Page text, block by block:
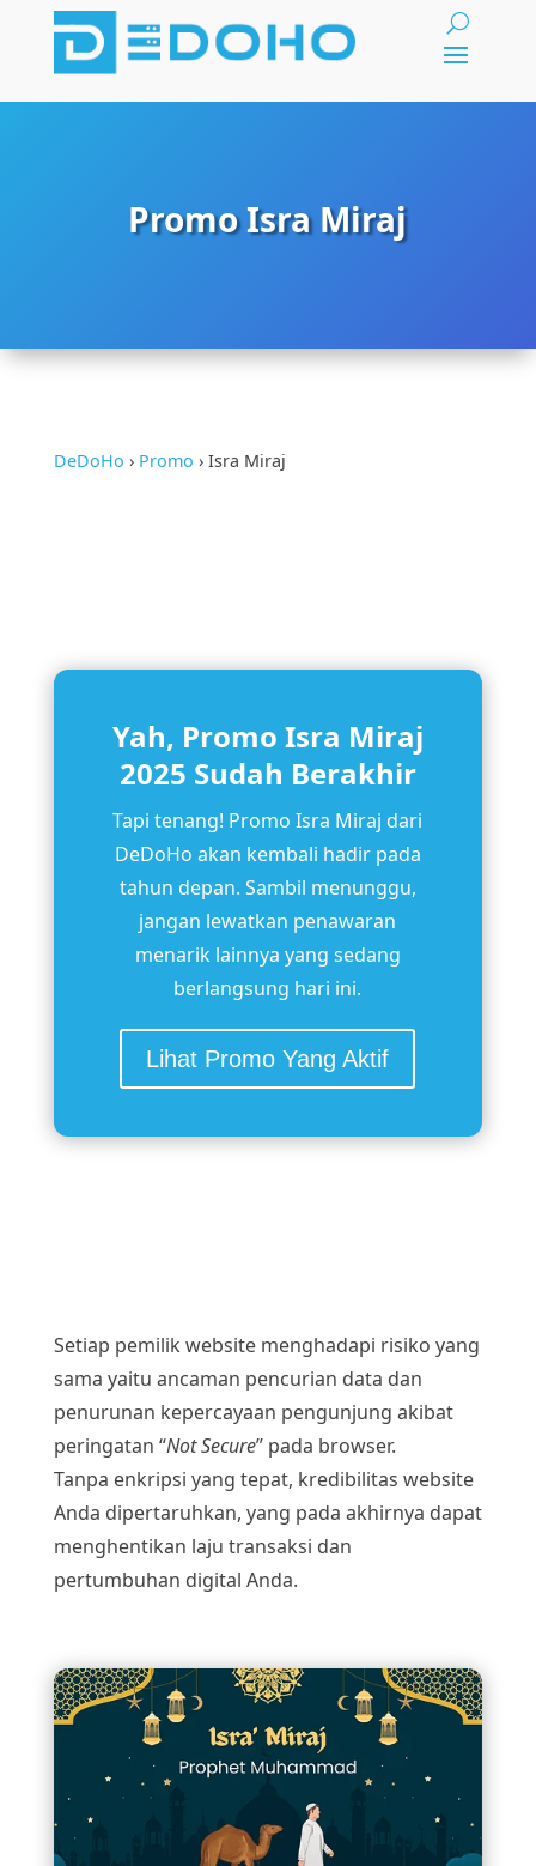
Promo Isra Miraj
DeDoHo › Promo › Isra Miraj
Yah, Promo Isra Miraj
2025 Sudah Berakhir
Tapi tenang! Promo Isra Miraj dari
DeDoHo akan kembali hadir pada
tahun depan. Sambil menunggu,
jangan lewatkan penawaran
menarik lainnya yang sedang
berlangsung hari ini.
Lihat Promo Yang Aktif
Setiap pemilik website menghadapi risiko yang
sama yaitu ancaman pencurian data dan
penurunan kepercayaan pengunjung akibat
peringatan “Not Secure” pada browser.
Tanpa enkripsi yang tepat, kredibilitas website
Anda dipertaruhkan, yang pada akhirnya dapat
menghentikan laju transaksi dan
pertumbuhan digital Anda.